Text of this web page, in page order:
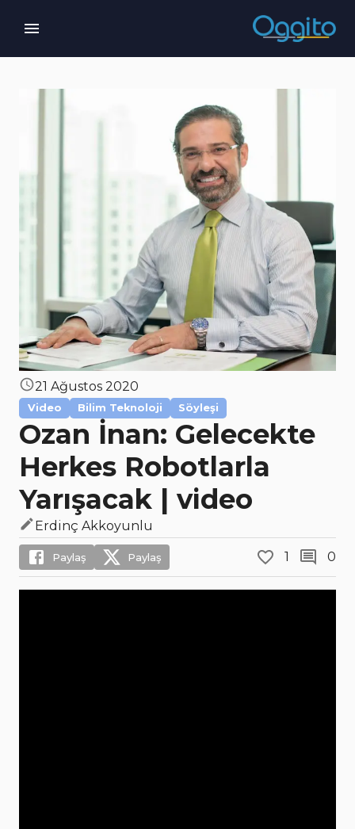
21 Ağustos 2020
Video Bilim Teknoloji Söyleşi
Ozan İnan: Gelecekte
Herkes Robotlarla
Yarışacak | video
Erdinç Akkoyunlu
Paylaş Paylaş 1 0